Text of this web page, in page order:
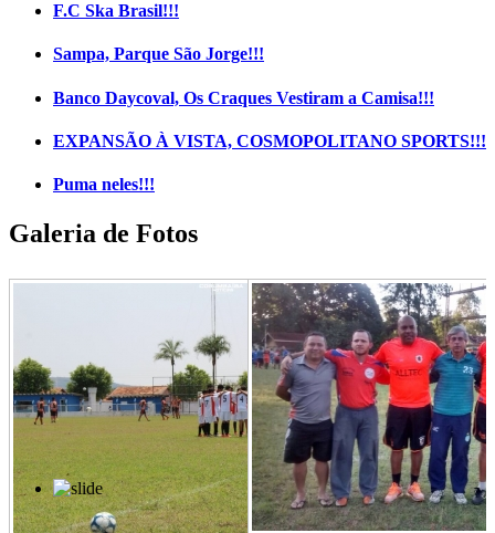
F.C Ska Brasil!!!
Sampa, Parque São Jorge!!!
Banco Daycoval, Os Craques Vestiram a Camisa!!!
EXPANSÃO À VISTA, COSMOPOLITANO SPORTS!!!
Puma neles!!!
Galeria de Fotos